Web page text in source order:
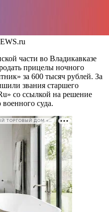
части во Владикавказе
прицелы ночного
за 600 тысяч рублей. За
звания старшего
со ссылкой на решение
суда.
РЕКЛАМА • ООО СТРОИТЕЛЬНЫЙ ТОРГОВЫЙ ДОМ «ПЕТРОВИЧ». ИНН: 7802348846